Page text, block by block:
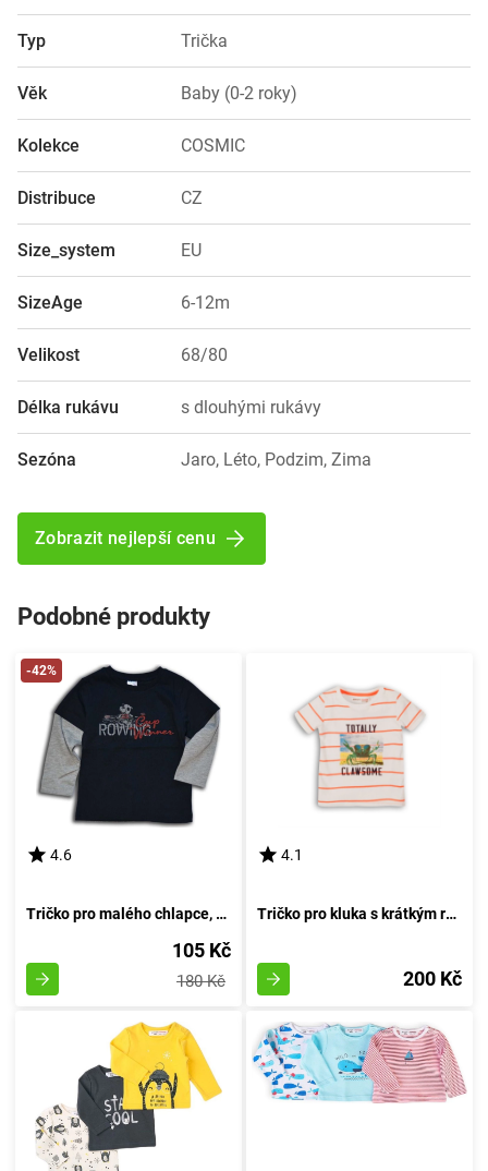
Typ Trička
Věk Baby (0-2 roky)
Kolekce COSMIC
Distribuce CZ
Size_system EU
SizeAge 6-12m
Velikost 68/80
Délka rukávu s dlouhými rukávy
Sezóna Jaro, Léto, Podzim, Zima
Zobrazit nejlepší cenu
Podobné produkty
-42%
4.6
Tričko pro malého chlapce, s dlouhými rukávy, od značky Wendee, v tmavě modrém provedení - velikost 98 | Věk 3 roky
105 Kč
180 Kč
4.1
Tričko pro kluka s krátkým rukávem, značky Minoti, model Crab 1, bílé barvy - velikost 92/98 | pro věk 2-3 let
200 Kč